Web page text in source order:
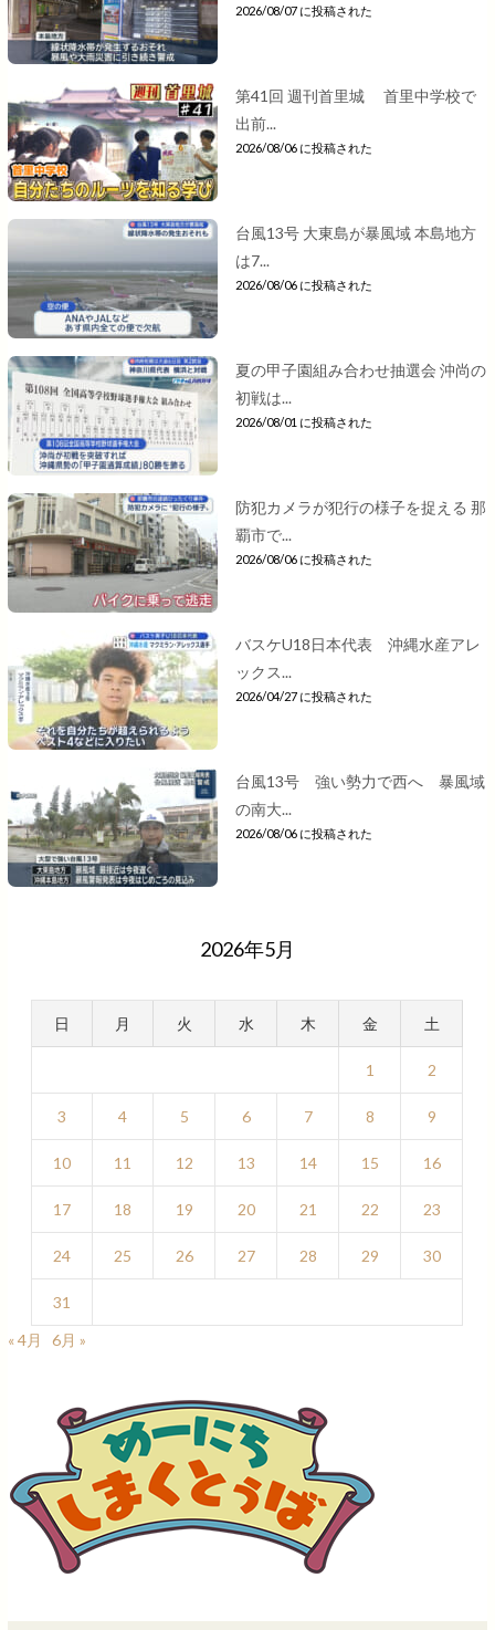
2026/08/07 に投稿された
第41回 週刊首里城 首里中学校で
出前...
2026/08/06 に投稿された
台風13号 大東島が暴風域 本島地方
は7...
2026/08/06 に投稿された
夏の甲子園組み合わせ抽選会 沖尚の
初戦は...
2026/08/01 に投稿された
防犯カメラが犯行の様子を捉える 那
覇市で...
2026/08/06 に投稿された
バスケU18日本代表 沖縄水産アレ
ックス...
2026/04/27 に投稿された
台風13号 強い勢力で西へ 暴風域
の南大...
2026/08/06 に投稿された
2026年5月
日 月 火 水 木 金 土
1 2
3 4 5 6 7 8 9
10 11 12 13 14 15 16
17 18 19 20 21 22 23
24 25 26 27 28 29 30
31
« 4月
6月 »